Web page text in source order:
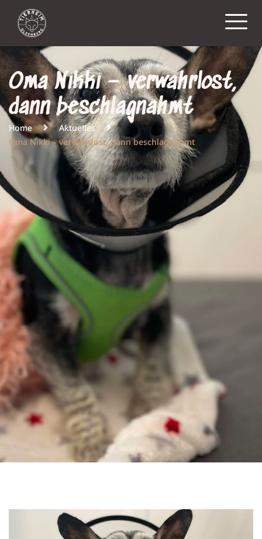
Oma Nikki – verwahrlost,
dann beschlagnahmt
Home
Aktuelles
Oma Nikki – verwahrlost, dann beschlagnahmt